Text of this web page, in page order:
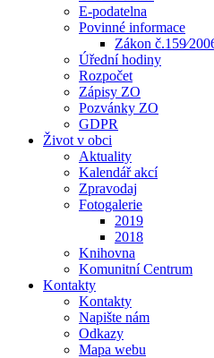
E-podatelna
Povinné informace
Zákon
Úřední hodiny
Rozpočet
Zápisy ZO
Pozvánky ZO
GDPR
Život v obci
Aktuality
Kalendář akcí
Zpravodaj
Fotogalerie
2019
2018
Knihovna
Komunitní Centrum
Kontakty
Kontakty
Napište nám
Odkazy
Mapa webu